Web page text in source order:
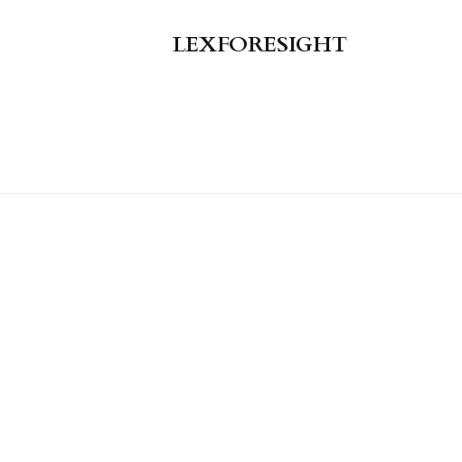
LEXFORESIGHT